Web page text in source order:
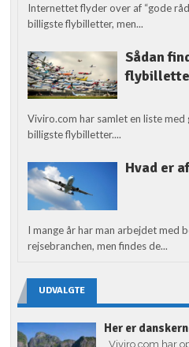
Internettet flyder over af “gode
billigste flybilletter, men...
Sådan
Viviro.com har samlet en liste
billigste flybilletter....
Hvad er
I mange år har man arbejdet med
rejsebranchen, men findes de...
UDVALGTE
Her er
Viviro.com har